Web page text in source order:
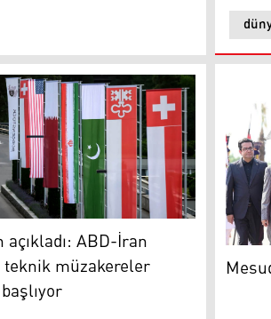
ölü, 8 yaralıABD-İran hattında teknik
ABD-İran
teknik müzakereler